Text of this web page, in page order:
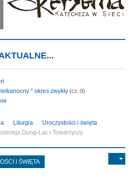
* okres zwykły (cz. II)
Liturgia
Uroczystości i święta
Dung-Lac i Towarzyszy
I ŚWIĘTA